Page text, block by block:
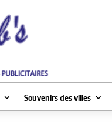
Souvenirs des villes